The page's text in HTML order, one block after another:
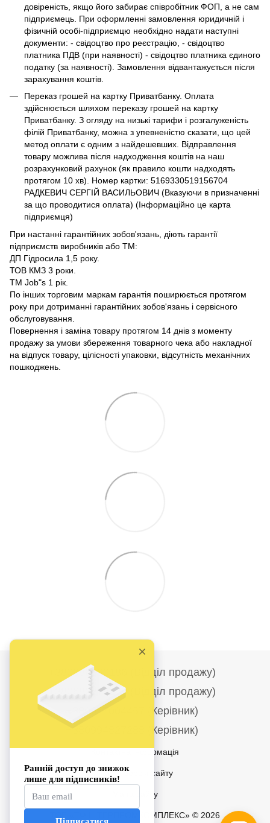
довіреність, якщо його забирає співробітник ФОП, а не сам
підприємець. При оформленні замовлення юридичній і
фізичній особі-підприємцю необхідно надати наступні
документи: - свідоцтво про реєстрацію, - свідоцтво
платника ПДВ (при наявності) - свідоцтво платника єдиного
податку (за наявності). Замовлення відвантажується після
зарахування коштів.
Переказ грошей на картку Приватбанку. Оплата
здійснюється шляхом переказу грошей на картку
Приватбанку. З огляду на низькі тарифи і розгалуженість
філій Приватбанку, можна з упевненістю сказати, що цей
метод оплати є одним з найдешевших. Відправлення
товару можлива після надходження коштів на наш
розрахунковий рахунок (як правило кошти надходять
протягом 10 хв). Номер картки: 5169330519156704
РАДКЕВИЧ СЕРГІЙ ВАСИЛЬОВИЧ (Вказуючи в призначенні
за що проводитися оплата) (Інформаційно це карта
підприємця)
При настанні гарантійних зобов'язань, діють гарантії
підприємств виробників або ТМ:
ДП Гідросила 1,5 року.
ТОВ КМЗ 3 роки.
ТМ Job"s 1 рік.
По інших торговим маркам гарантія поширюється протягом
року при дотриманні гарантійних зобов'язань і сервісного
обслуговування.
Повернення і заміна товару протягом 14 днів з моменту
продажу за умови збереження товарного чека або накладної
на відпуск товару, цілісності упаковки, відсутність механічних
пошкоджень.
+380986690186 (Відділ продажу)
+380682278284 (Відділ продажу)
+380677004457 (Керівник)
+380994827288 (Керівник)
Контактна інформація
Повна версія сайту
Мапа сайту
ТОВ «ТФ ІНТЕРПРОМКОМПЛЕКС» © 2026